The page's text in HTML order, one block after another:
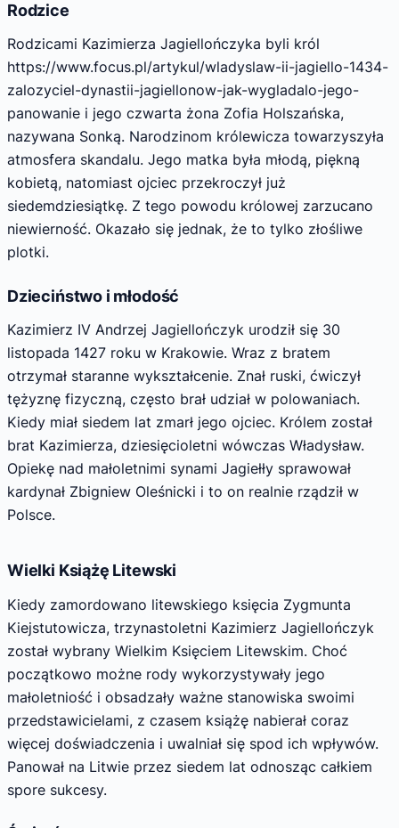
Rodzice
Rodzicami Kazimierza Jagiellończyka byli król
https://www.focus.pl/artykul/wladyslaw-ii-jagiello-1434-
zalozyciel-dynastii-jagiellonow-jak-wygladalo-jego-
panowanie i jego czwarta żona Zofia Holszańska,
nazywana Sonką. Narodzinom królewicza towarzyszyła
atmosfera skandalu. Jego matka była młodą, piękną
kobietą, natomiast ojciec przekroczył już
siedemdziesiątkę. Z tego powodu królowej zarzucano
niewierność. Okazało się jednak, że to tylko złośliwe
plotki.
Dzieciństwo i młodość
Kazimierz IV Andrzej Jagiellończyk urodził się 30
listopada 1427 roku w Krakowie. Wraz z bratem
otrzymał staranne wykształcenie. Znał ruski, ćwiczył
tężyznę fizyczną, często brał udział w polowaniach.
Kiedy miał siedem lat zmarł jego ojciec. Królem został
brat Kazimierza, dziesięcioletni wówczas Władysław.
Opiekę nad małoletnimi synami Jagiełły sprawował
kardynał Zbigniew Oleśnicki i to on realnie rządził w
Polsce.
Wielki Książę Litewski
Kiedy zamordowano litewskiego księcia Zygmunta
Kiejstutowicza, trzynastoletni Kazimierz Jagiellończyk
został wybrany Wielkim Księciem Litewskim. Choć
początkowo możne rody wykorzystywały jego
małoletniość i obsadzały ważne stanowiska swoimi
przedstawicielami, z czasem książę nabierał coraz
więcej doświadczenia i uwalniał się spod ich wpływów.
Panował na Litwie przez siedem lat odnosząc całkiem
spore sukcesy.